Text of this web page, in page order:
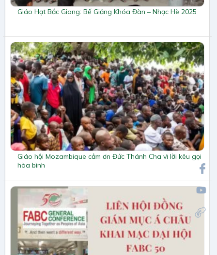
Giáo Hạt Bắc Giang: Bế Giảng Khóa Đàn – Nhạc Hè 2025
Giáo hội Mozambique cảm ơn Đức Thánh Cha vì lời kêu gọi
hòa bình